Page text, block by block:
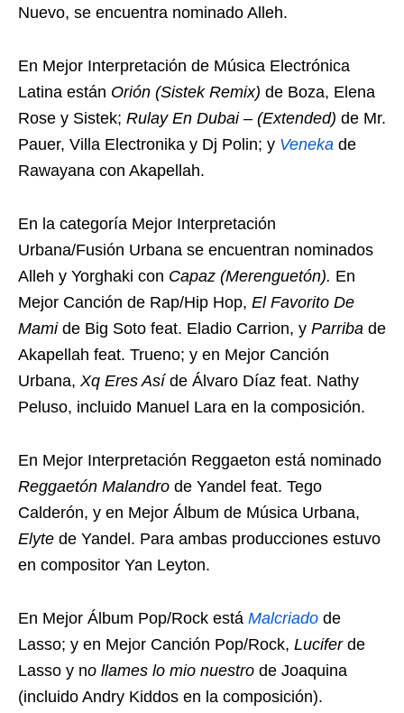
Nuevo, se encuentra nominado Alleh.
En Mejor Interpretación de Música Electrónica
Latina están Orión (Sistek Remix) de Boza, Elena
Rose y Sistek; Rulay En Dubai – (Extended) de Mr.
Pauer, Villa Electronika y Dj Polin; y Veneka de
Rawayana con Akapellah.
En la categoría Mejor Interpretación
Urbana/Fusión Urbana se encuentran nominados
Alleh y Yorghaki con Capaz (Merenguetón). En
Mejor Canción de Rap/Hip Hop, El Favorito De
Mamide Big Soto feat. Eladio Carrion, y Parriba de
Akapellah feat. Trueno; y en Mejor Canción
Urbana, Xq Eres Así de Álvaro Díaz feat. Nathy
Peluso, incluido Manuel Lara en la composición.
En Mejor Interpretación Reggaeton está nominado
Reggaetón Malandro de Yandel feat. Tego
Calderón, y en Mejor Álbum de Música Urbana,
Elyte de Yandel. Para ambas producciones estuvo
en compositor Yan Leyton.
En Mejor Álbum Pop/Rock está Malcriado de
Lasso; y en Mejor Canción Pop/Rock, Lucifer de
Lasso y no llames lo mio nuestro de Joaquina
(incluido Andry Kiddos en la composición).